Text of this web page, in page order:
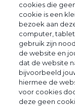
cookies die
cookie is een
bezoek aan
computer,
gebruik zijn
de website en
dat de website
bijvoorbeeld
hiermee de
voor cookies
deze geen